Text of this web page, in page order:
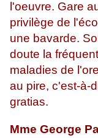
l'oeuvre. Gare
privilège de
une bavarde.
doute la
maladies de
au pire, c'est-à-
gratias.
Mme George